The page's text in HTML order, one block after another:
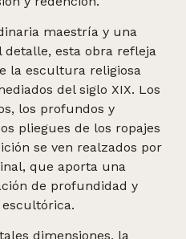
maestría y una
detalle, esta obra refleja
la escultura religiosa
del siglo XIX. Los
los profundos y
pliegues de los ropajes
se ven realzados por
que aporta una
de profundidad y
dimensiones, la